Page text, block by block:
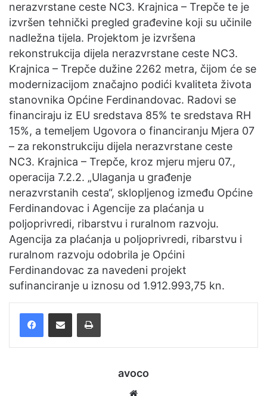
nerazvrstane ceste NC3. Krajnica – Trepče te je
izvršen tehnički pregled građevine koji su učinile
nadležna tijela. Projektom je izvršena
rekonstrukcija dijela nerazvrstane ceste NC3.
Krajnica – Trepče dužine 2262 metra, čijom će se
modernizacijom značajno podići kvaliteta života
stanovnika Općine Ferdinandovac. Radovi se
financiraju iz EU sredstava 85% te sredstava RH
15%, a temeljem Ugovora o financiranju Mjera 07
– za rekonstrukciju dijela nerazvrstane ceste
NC3. Krajnica – Trepče, kroz mjeru mjeru 07.,
operacija 7.2.2. „Ulaganja u građenje
nerazvrstanih cesta“, sklopljenog između Općine
Ferdinandovac i Agencije za plaćanja u
poljoprivredi, ribarstvu i ruralnom razvoju.
Agencija za plaćanja u poljoprivredi, ribarstvu i
ruralnom razvoju odobrila je Općini
Ferdinandovac za navedeni projekt
sufinanciranje u iznosu od 1.912.993,75 kn.
FacebookPodijelite putem e-pošte Ispis
avoco